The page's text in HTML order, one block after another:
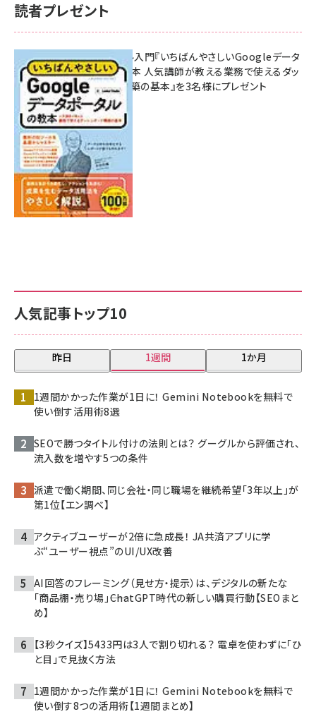
人気記事トップ10
昨日 1週間 1か月
1週間かかった作業が1日に！ Gemini Notebookを無料で
使い倒す活用術8選
SEOで勝つタイトル付けの法則とは？ グーグルから評価され、
流入数を増やす5つの条件
派遣で働く期間、同じ会社・同じ職場を継続希望「3年以上」が
第1位【エン調べ】
アクティブユーザーが2倍に急成長！ JA共済アプリに学
ぶ“ユーザー視点”のUI/UX改善
AI回答のフレーミング（見せ方・提示）は、デジタルの新たな
「商品棚・売り場」――ChatGPT時代の新しい購買行動【SEOまと
め】
【3秒クイズ】5433円は3人で割り切れる？ 電卓を使わずに「ひ
と目」で見抜く方法
1週間かかった作業が1日に！ Gemini Notebookを無料で
使い倒す8つの活用術【1週間まとめ】
読者プレゼント
無料BIツール入門『いちばんやさしいGoogleデータ
ポータルの教本 人気講師が教える業務で使えるダッ
シュボード構築の基本』を3名様にプレゼント
7月31日 10:00